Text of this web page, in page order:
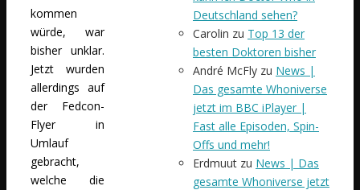
kommen
würde, war
bisher unklar.
Jetzt wurden
allerdings auf
der Fedcon-
Flyer in
Umlauf
gebracht,
welche die
Deutschland sehen?
Carolin zu Top 13 der
besten Doktoren bisher
André McFly zu News |
Das gesamte Whoniverse
jetzt im BBC iPlayer |
Fast alle Episoden, Spin-
Offs und mehr!
Erdmuut zu News | Das
gesamte Whoniverse jetzt